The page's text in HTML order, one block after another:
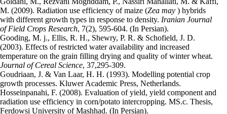
M. (2009). Radiation use efficiency of maize (Zea may ) hybrids
with different growth types in response to density. Iranian Journal
of Field Crops Research, 7(2), 595-604. (In Persian).
Gooding, M. j., Ellis, R. H., Shewry, P. R. & Schofield, J. D.
(2003). Effects of restricted water availability and increased
temperature on the grain filling drying and quality of winter wheat.
Journal of Cereal Science, 37,295-309.
Goudriaan, J. & Van Laar, H. H. (1993). Modelling potential crop
growth processes. Kluwer Academic Press, Netherlands.
Hosseinpanahi, F. (2008). Evaluation of yield, yield component and
radiation use efficiency in corn/potato intercropping. MS.c. Thesis,
Ferdowsi University of Mashhad. (In Persian).